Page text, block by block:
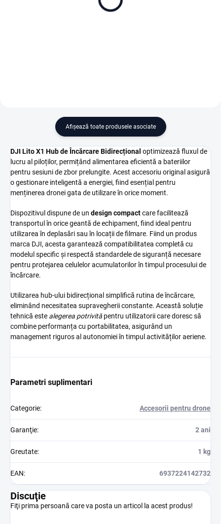
Afişează toate produsele asociate
DJI Lito X1 Hub de Încărcare Bidirecțional optimizează fluxul de
lucru al piloților, permițând alimentarea eficientă a bateriilor
pentru sesiuni de zbor prelungite. Acest accesoriu original asigură
o gestionare inteligentă a energiei, fiind esențial pentru
menținerea dronei gata de utilizare în orice moment.
Dispozitivul dispune de un design compactcare facilitează
transportul în orice geantă de echipament, fiind ideal pentru
utilizarea în deplasări sau în locații de filmare. Fiind un produs
marca DJI, acesta garantează compatibilitatea completă cu
modelul specific și respectă standardele de siguranță necesare
pentru protejarea celulelor acumulatorilor în timpul procesului de
încărcare.
Utilizarea hub-ului bidirecțional simplifică rutina de încărcare,
eliminând necesitatea supravegherii constante. Această soluție
tehnică este alegerea potrivităpentru utilizatorii care doresc să
combine performanța cu portabilitatea, asigurând un
management riguros al autonomiei în timpul activităților aeriene.
Parametri suplimentari
Categorie: Accesorii pentru drone
Garanţie: 2 ani
Greutate: 1 kg
EAN: 6937224142732
Discuţie
Fiţi prima persoană care va posta un articol la acest produs!